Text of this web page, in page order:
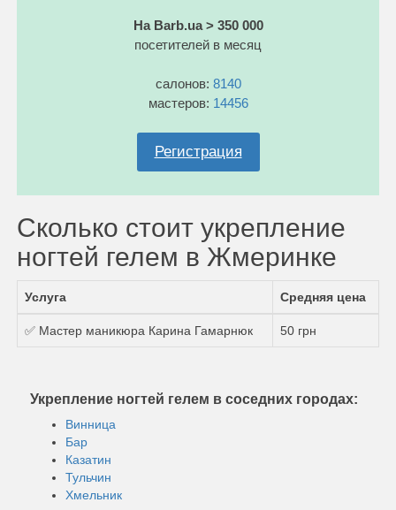
На Barb.ua > 350 000
посетителей в месяц
салонов: 8140
мастеров: 14456
Регистрация
Сколько стоит укрепление
ногтей гелем в Жмеринке
Услуга Средняя цена
✅ Мастер маникюра Карина Гамарнюк 50 грн
Укрепление ногтей гелем в соседних городах:
Винница
Бар
Казатин
Тульчин
Хмельник